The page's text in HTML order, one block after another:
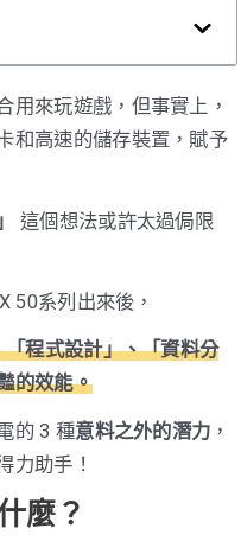
用來玩遊戲，但事實上，
和高速的儲存裝置，賦予
這個想法或許太過侷限
50系列出來後，
程式設計」、「資料分
的效能。
的 3 種意料之外的潛力 ，
力助手！
麼？